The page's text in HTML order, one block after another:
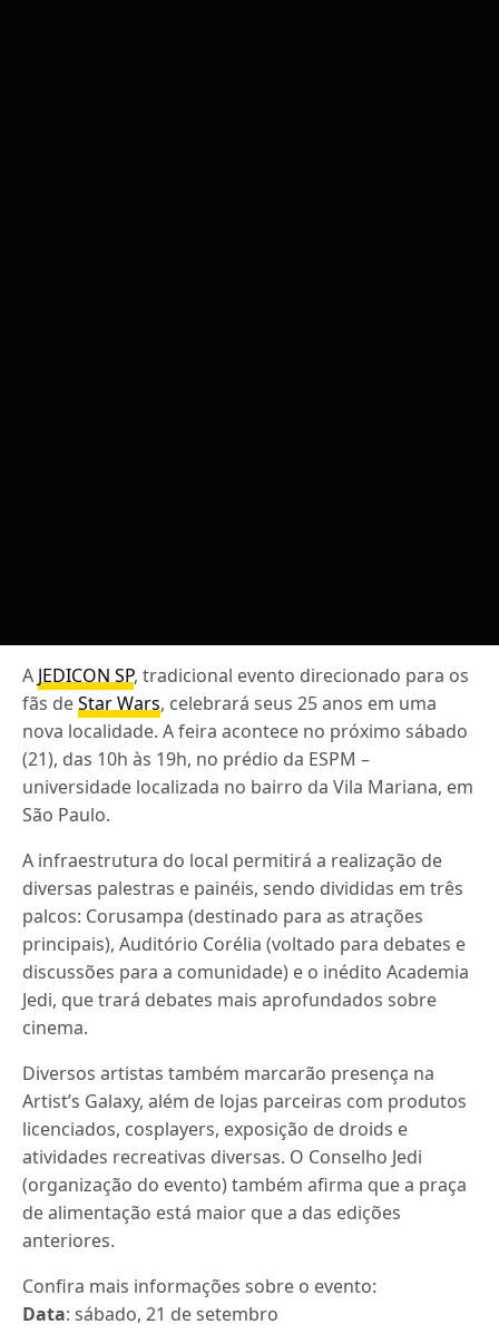
A JEDICON SP, tradicional evento direcionado para os
fãs deStar Wars, celebrará seus 25 anos em uma
nova localidade. A feira acontece no próximo sábado
(21), das 10h às 19h, no prédio da ESPM –
universidade localizada no bairro da Vila Mariana, em
São Paulo.
A infraestrutura do local permitirá a realização de
diversas palestras e painéis, sendo divididas em três
palcos: Corusampa (destinado para as atrações
principais), Auditório Corélia (voltado para debates e
discussões para a comunidade) e o inédito Academia
Jedi, que trará debates mais aprofundados sobre
cinema.
Diversos artistas também marcarão presença na
Artist’s Galaxy, além de lojas parceiras com produtos
licenciados, cosplayers, exposição de droids e
atividades recreativas diversas. O Conselho Jedi
(organização do evento) também afirma que a praça
de alimentação está maior que a das edições
anteriores.
Confira mais informações sobre o evento:
Data: sábado, 21 de setembro